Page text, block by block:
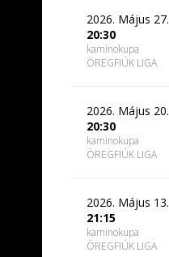
2026. Május 27.
20:30
kaminokupa
ÖREGFIÚK LIGA
2026. Május 20.
20:30
kaminokupa
ÖREGFIÚK LIGA
2026. Május 13.
21:15
kaminokupa
ÖREGFIÚK LIGA